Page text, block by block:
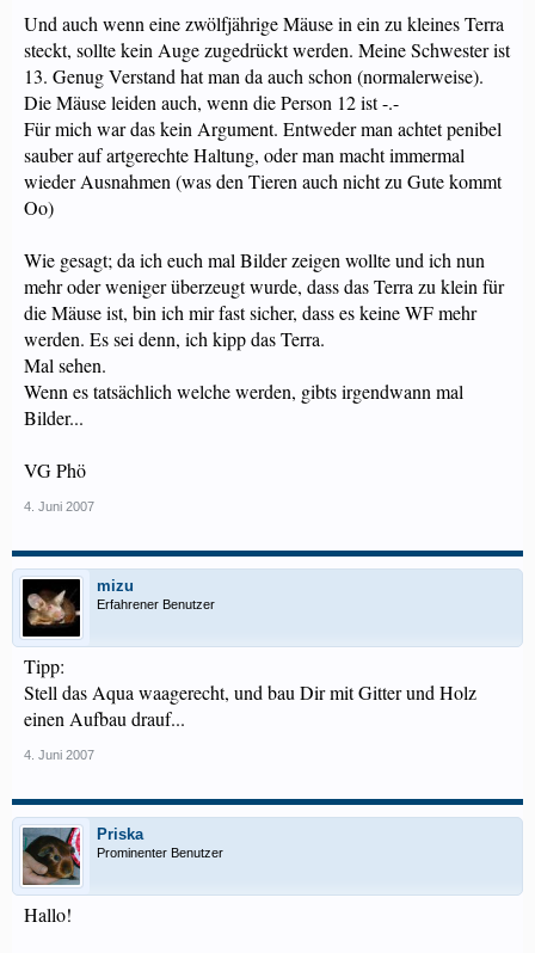
Und auch wenn eine zwölfjährige Mäuse in ein zu kleines Terra
steckt, sollte kein Auge zugedrückt werden. Meine Schwester ist
13. Genug Verstand hat man da auch schon (normalerweise).
Die Mäuse leiden auch, wenn die Person 12 ist -.-
Für mich war das kein Argument. Entweder man achtet penibel
sauber auf artgerechte Haltung, oder man macht immermal
wieder Ausnahmen (was den Tieren auch nicht zu Gute kommt
Oo)
Wie gesagt; da ich euch mal Bilder zeigen wollte und ich nun
mehr oder weniger überzeugt wurde, dass das Terra zu klein für
die Mäuse ist, bin ich mir fast sicher, dass es keine WF mehr
werden. Es sei denn, ich kipp das Terra.
Mal sehen.
Wenn es tatsächlich welche werden, gibts irgendwann mal
Bilder...
VG Phö
4. Juni 2007
mizu
Erfahrener Benutzer
Tipp:
Stell das Aqua waagerecht, und bau Dir mit Gitter und Holz
einen Aufbau drauf...
4. Juni 2007
Priska
Prominenter Benutzer
Hallo!